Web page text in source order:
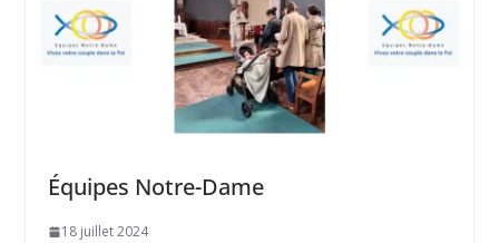
Équipes Notre-Dame
18 juillet 2024